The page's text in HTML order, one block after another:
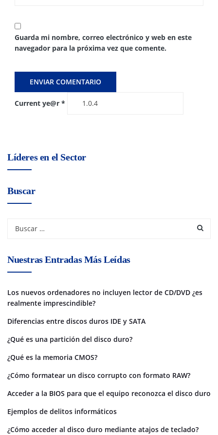
Guarda mi nombre, correo electrónico y web en este
navegador para la próxima vez que comente.
Current ye@r *
Líderes en el Sector
Buscar
Nuestras Entradas Más Leídas
Los nuevos ordenadores no incluyen lector de CD/DVD ¿es
realmente imprescindible?
Diferencias entre discos duros IDE y SATA
¿Qué es una partición del disco duro?
¿Qué es la memoria CMOS?
¿Cómo formatear un disco corrupto con formato RAW?
Acceder a la BIOS para que el equipo reconozca el disco duro
Ejemplos de delitos informáticos
¿Cómo acceder al disco duro mediante atajos de teclado?